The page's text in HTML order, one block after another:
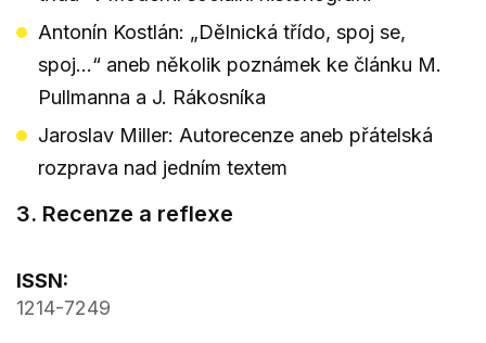
Antonín Kostlán: „Dělnická třído, spoj se,
spoj...“ aneb několik poznámek ke článku M.
Pullmanna a J. Rákosníka
Jaroslav Miller: Autorecenze aneb přátelská
rozprava nad jedním textem
3. Recenze a reflexe
ISSN:
1214-7249